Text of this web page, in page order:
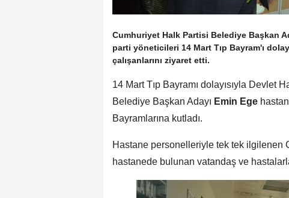
Cumhuriyet Halk Partisi Belediye Başkan
parti yöneticileri 14 Mart Tıp Bayram'ı
çalışanlarını ziyaret etti.
14 Mart Tıp Bayramı dolayısıyla Devlet
Belediye Başkan Adayı Emin Ege
Bayramlarına kutladı.
Hastane personelleriyle tek tek ilgilenen
hastanede bulunan vatandaş ve